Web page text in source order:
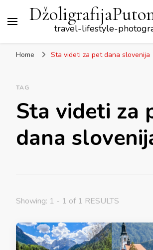
travel-lifestyle-
Home Sta videti za pet dana slovenija
TAG
Sta videti za
dana
Showing: 1 - 1 of 1 RESULTS